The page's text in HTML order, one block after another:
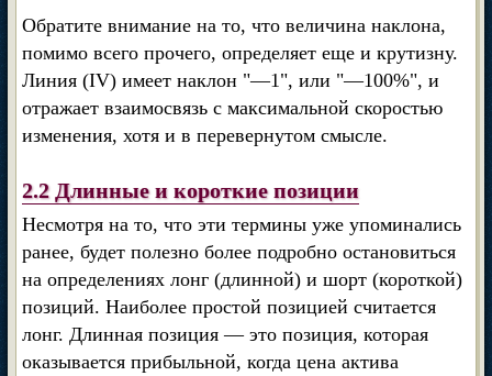
Обратите внимание на то, что величина наклона,
помимо всего прочего, определяет еще и крутизну.
Линия (IV) имеет наклон "—1", или "—100%", и
отражает взаимосвязь с максимальной скоростью
изменения, хотя и в перевернутом смысле.
2.2 Длинные и короткие позиции
Несмотря на то, что эти термины уже упоминались
ранее, будет полезно более подробно остановиться
на определениях лонг (длинной) и шорт (короткой)
позиций. Наиболее простой позицией считается
лонг. Длинная позиция — это позиция, которая
оказывается прибыльной, когда цена актива